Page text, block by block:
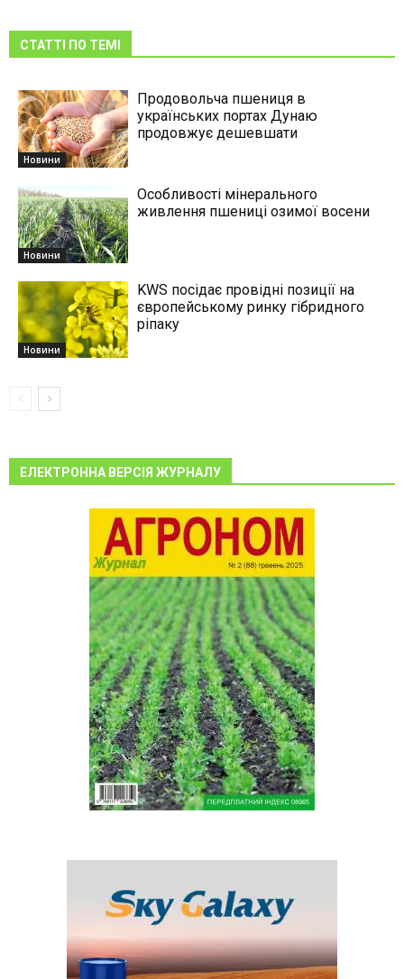
СТАТТІ ПО ТЕМІ
Новини
Продовольча пшениця в
українських портах Дунаю
продовжує дешевшати
Новини
Особливості мінерального
живлення пшениці озимої восени
Новини
KWS посідає провідні позиції на
європейському ринку гібридного
ріпаку
ЕЛЕКТРОННА ВЕРСІЯ ЖУРНАЛУ